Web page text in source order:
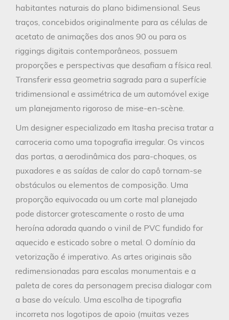
habitantes naturais do plano bidimensional. Seus
traços, concebidos originalmente para as células de
acetato de animações dos anos 90 ou para os
riggings digitais contemporâneos, possuem
proporções e perspectivas que desafiam a física real.
Transferir essa geometria sagrada para a superfície
tridimensional e assimétrica de um automóvel exige
um planejamento rigoroso de mise-en-scène.
Um designer especializado em Itasha precisa tratar a
carroceria como uma topografia irregular. Os vincos
das portas, a aerodinâmica dos para-choques, os
puxadores e as saídas de calor do capô tornam-se
obstáculos ou elementos de composição. Uma
proporção equivocada ou um corte mal planejado
pode distorcer grotescamente o rosto de uma
heroína adorada quando o vinil de PVC fundido for
aquecido e esticado sobre o metal. O domínio da
vetorização é imperativo. As artes originais são
redimensionadas para escalas monumentais e a
paleta de cores da personagem precisa dialogar com
a base do veículo. Uma escolha de tipografia
incorreta nos logotipos de apoio (muitas vezes